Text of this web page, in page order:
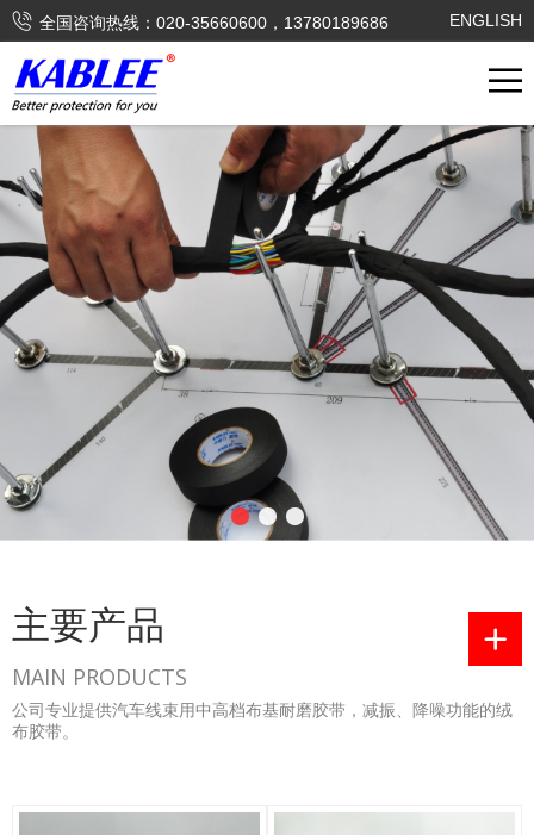
ENGLISH
 全国咨询热线：020-35660600，13780189686
主要产品
MAIN PRODUCTS
公司专业提供汽车线束用中高档布基耐磨胶带，减振、降噪功能的绒
布胶带。
